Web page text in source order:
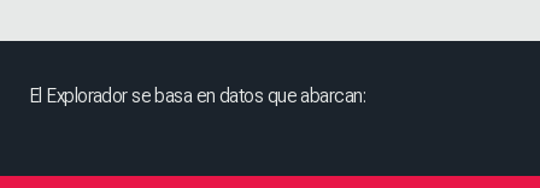
El Explorador se basa en datos que abarcan: